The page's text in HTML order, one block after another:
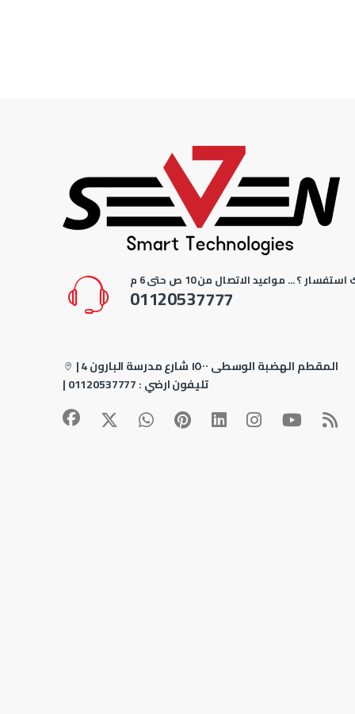
؟ ... مواعيد الاتصال من 10 ص حتى 6 م
01120537777
|
4 المقطم الهضبة الوسطى ١٥٠٠ شارع مدرسة البارون
| تليفون ارضي :01120537777